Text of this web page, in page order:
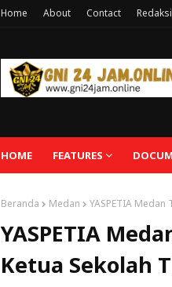
Home About Contact Redaksi
HOME FEATURES
Beranda Medan YASPETIA
YASPETIA
Ketua Sekolah